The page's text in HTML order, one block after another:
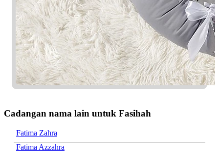
Cadangan nama lain untuk Fasihah
Fatima Zahra
Fatima Azzahra